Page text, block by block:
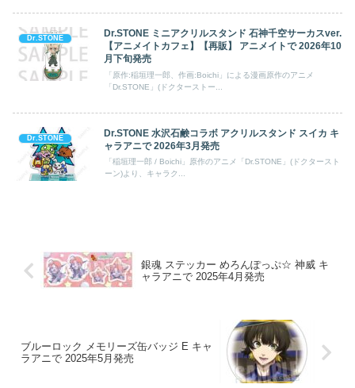
Dr.STONE
Dr.STONE ミニアクリルスタンド 石神千空サーカスver.
【アニメイトカフェ】【再販】 アニメイトで 2026年10
月下旬発売
「原作:稲垣理一郎、作画:Boichi」による漫画原作のアニメ
「Dr.STONE」(ドクターストー...
Dr.STONE
Dr.STONE 水沢石鹸コラボ アクリルスタンド スイカ キ
ャラアニで 2026年3月発売
「稲垣理一郎 / Boichi」原作のアニメ「Dr.STONE」(ドクタースト
ーン)より、キャラク...
銀魂 ステッカー めろんぽっぷ☆ 神威 キ
ャラアニで 2025年4月発売
ブルーロック メモリーズ缶バッジ E キャ
ラアニで 2025年5月発売